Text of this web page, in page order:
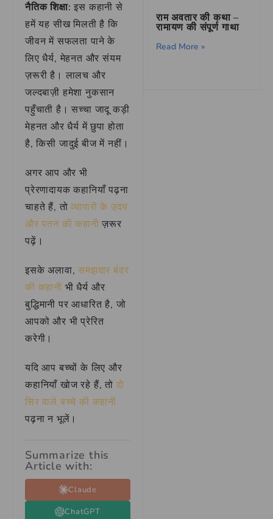
नैतिक शिक्षा: इस कहानी से
हमें यह सीख मिलती है कि
जीवन में सफलता पाने के
लिए धैर्य, मेहनत और संयम
ज़रूरी है। लालच और
जल्दबाज़ी हमेशा नुकसान
पहुँचाती है। सच्चा जादू कड़ी
मेहनत और धैर्य में छुपा होता
है, किसी जादुई बीज में नहीं।
अगर आप और भी
प्रेरणादायक कहानियाँ पढ़ना
चाहते हैं, तोव्यापारी के उदय
और पतन की कहानी ज़रूर
पढ़ें।
इसके अलावा,समझदार बंदर
की कहानी भी धैर्य और
बुद्धिमानी पर आधारित है, जो
आपको और भी प्रेरित
करेगी।
यदि आप बच्चों के लिए और
कहानियाँ खोज रहे हैं, तो दो
सिर वाले बच्चे की कहानी
पढ़ना न भूलें।
Summarize this
Article with:
Claude
ChatGPT
राम अवतार की कथा –
रामायण की संपूर्ण गाथा
Read More »